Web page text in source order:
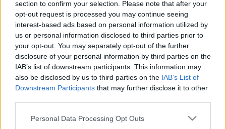
section to confirm your selection. Please note that after your
opt-out request is processed you may continue seeing
interest-based ads based on personal information utilized by
us or personal information disclosed to third parties prior to
your opt-out. You may separately opt-out of the further
disclosure of your personal information by third parties on the
IAB’s list of downstream participants. This information may
also be disclosed by us to third parties on the IAB’s List of
Downstream Participants that may further disclose it to other
Please note that this website/app uses one or more Google
Personal Data Processing Opt Outs
Mezze